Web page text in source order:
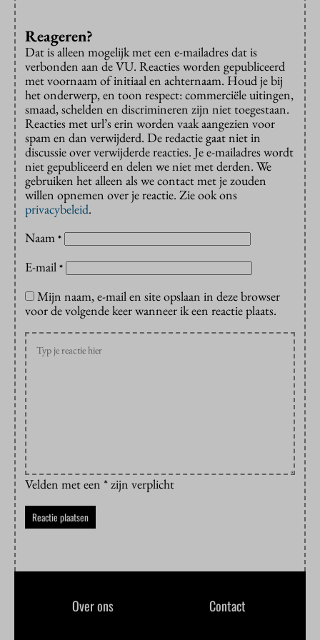
Reageren?
Dat is alleen mogelijk met een e-mailadres dat is
verbonden aan de VU. Reacties worden gepubliceerd
met voornaam of initiaal en achternaam. Houd je bij
het onderwerp, en toon respect: commerciële uitingen,
smaad, schelden en discrimineren zijn niet toegestaan.
Reacties met url’s erin worden vaak aangezien voor
spam en dan verwijderd. De redactie gaat niet in
discussie over verwijderde reacties. Je e-mailadres wordt
niet gepubliceerd en delen we niet met derden. We
gebruiken het alleen als we contact met je zouden
willen opnemen over je reactie. Zie ook ons
privacybeleid.
Naam *
E-mail *
Mijn naam, e-mail en site opslaan in deze browser
voor de volgende keer wanneer ik een reactie plaats.
Velden met een * zijn verplicht
Over ons Contact